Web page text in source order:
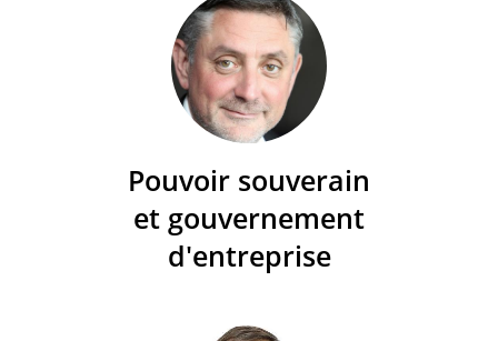
Pouvoir souverain
et gouvernement
d'entreprise